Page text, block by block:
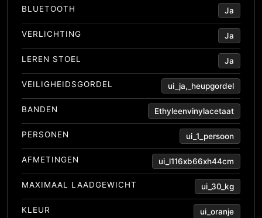
BLUETOOTH Ja
VERLICHTING Ja
LEREN STOEL Ja
VEILIGHEIDSGORDEL ui_ja,_heupgordel
BANDEN Ethyleenvinylacetaat
PERSONEN ui_1_persoon
AFMETINGEN ui_l116xb66xh44cm
MAXIMAAL LAADGEWICHT ui_30_kg
KLEUR ui_oranje